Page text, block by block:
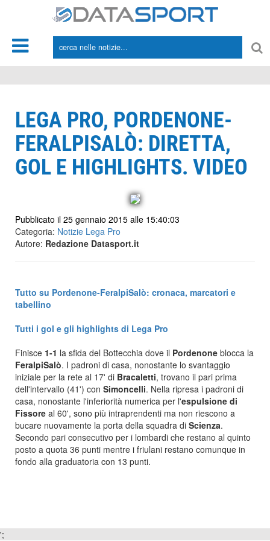
LEGA PRO, PORDENONE-
FERALPISALÒ: DIRETTA,
GOL E HIGHLIGHTS. VIDEO
Pubblicato il 25 gennaio 2015 alle 15:40:03
Categoria: Notizie Lega Pro
Autore: Redazione Datasport.it
Tutto su Pordenone-FeralpiSalò: cronaca, marcatori e
tabellino
Tutti i gol e gli highlights di Lega Pro
Finisce 1-1 la sfida del Bottecchia dove il Pordenone blocca la
FeralpiSalò. I padroni di casa, nonostante lo svantaggio
iniziale per la rete al 17' di Bracaletti, trovano il pari prima
dell'intervallo (41') con Simoncelli. Nella ripresa i padroni di
casa, nonostante l'inferiorità numerica per l'espulsione di
Fissore al 60', sono più intraprendenti ma non riescono a
bucare nuovamente la porta della squadra di Scienza.
Secondo pari consecutivo per i lombardi che restano al quinto
posto a quota 36 punti mentre i friulani restano comunque in
fondo alla graduatoria con 13 punti.
';